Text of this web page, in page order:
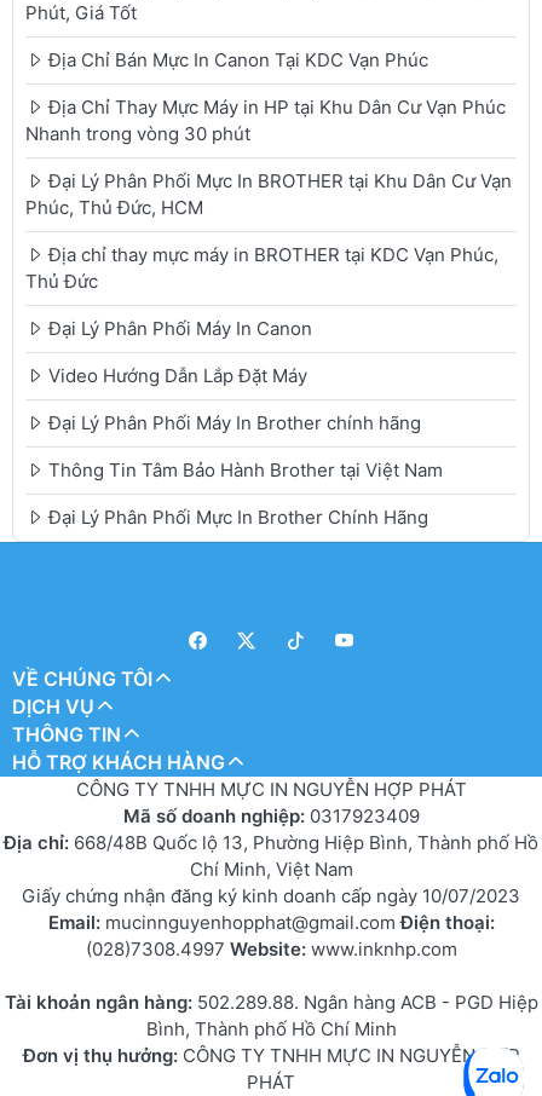
Phút, Giá Tốt
Địa Chỉ Bán Mực In Canon Tại KDC Vạn Phúc
Địa Chỉ Thay Mực Máy in HP tại Khu Dân Cư Vạn Phúc
Nhanh trong vòng 30 phút
Đại Lý Phân Phối Mực In BROTHER tại Khu Dân Cư Vạn
Phúc, Thủ Đức, HCM
Địa chỉ thay mực máy in BROTHER tại KDC Vạn Phúc,
Thủ Đức
Đại Lý Phân Phối Máy In Canon
Video Hướng Dẫn Lắp Đặt Máy
Đại Lý Phân Phối Máy In Brother chính hãng
Thông Tin Tâm Bảo Hành Brother tại Việt Nam
Đại Lý Phân Phối Mực In Brother Chính Hãng
VỀ CHÚNG TÔI
DỊCH VỤ
THÔNG TIN
HỖ TRỢ KHÁCH HÀNG
CÔNG TY TNHH MỰC IN NGUYỄN HỢP PHÁT
Mã số doanh nghiệp: 0317923409
Địa chỉ: 668/48B Quốc lộ 13, Phường Hiệp Bình, Thành phố Hồ
Chí Minh, Việt Nam
Giấy chứng nhận đăng ký kinh doanh cấp ngày 10/07/2023
Email: mucinnguyenhopphat@gmail.comĐiện thoại:
(028)7308.4997 Website: www.inknhp.com
Tài khoản ngân hàng: 502.289.88. Ngân hàng ACB - PGD Hiệp
Bình, Thành phố Hồ Chí Minh
Đơn vị thụ hưởng:CÔNG TY TNHH MỰC IN NGUYỄN HỢP
PHÁT